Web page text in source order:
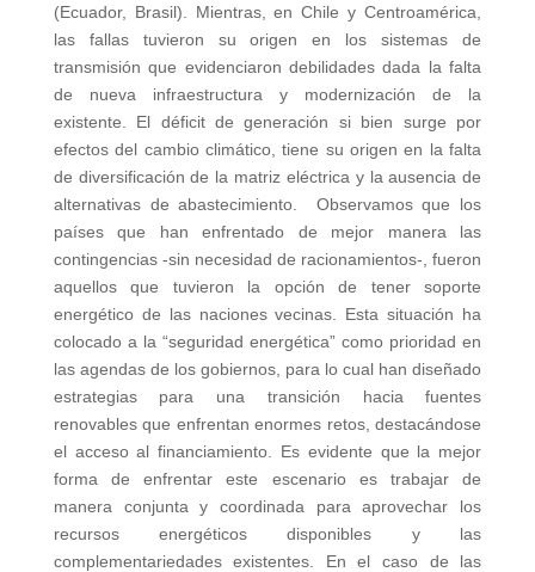
(Ecuador, Brasil). Mientras, en Chile y Centroamérica,
las fallas tuvieron su origen en los sistemas de
transmisión que evidenciaron debilidades dada la falta
de nueva infraestructura y modernización de la
existente. El déficit de generación si bien surge por
efectos del cambio climático, tiene su origen en la falta
de diversificación de la matriz eléctrica y la ausencia de
alternativas de abastecimiento. Observamos que los
países que han enfrentado de mejor manera las
contingencias -sin necesidad de racionamientos-, fueron
aquellos que tuvieron la opción de tener soporte
energético de las naciones vecinas. Esta situación ha
colocado a la “seguridad energética” como prioridad en
las agendas de los gobiernos, para lo cual han diseñado
estrategias para una transición hacia fuentes
renovables que enfrentan enormes retos, destacándose
el acceso al financiamiento. Es evidente que la mejor
forma de enfrentar este escenario es trabajar de
manera conjunta y coordinada para aprovechar los
recursos energéticos disponibles y las
complementariedades existentes. En el caso de las